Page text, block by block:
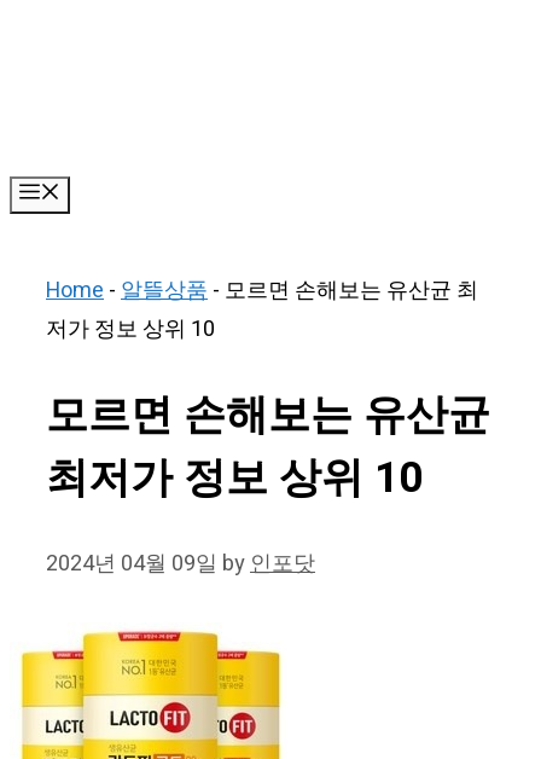
Home-알뜰상품- 모르면 손해보는 유산균 최
저가 정보 상위 10
모르면 손해보는 유산균
최저가 정보 상위 10
2024년 04월 09일 by인포닷